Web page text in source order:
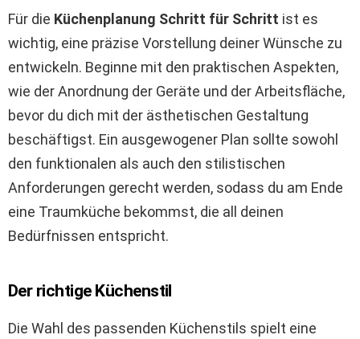
Für die Küchenplanung Schritt für Schritt ist es
wichtig, eine präzise Vorstellung deiner Wünsche zu
entwickeln. Beginne mit den praktischen Aspekten,
wie der Anordnung der Geräte und der Arbeitsfläche,
bevor du dich mit der ästhetischen Gestaltung
beschäftigst. Ein ausgewogener Plan sollte sowohl
den funktionalen als auch den stilistischen
Anforderungen gerecht werden, sodass du am Ende
eine Traumküche bekommst, die all deinen
Bedürfnissen entspricht.
Der richtige Küchenstil
Die Wahl des passenden Küchenstils spielt eine